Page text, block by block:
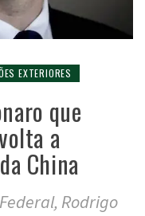
EXTERIORES
que
a
China
Rodrigo